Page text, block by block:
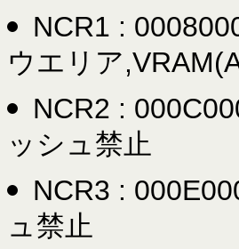
NCR1 :
ウエリア
NCR2 :
ッシュ禁止
NCR3 :
ュ禁止